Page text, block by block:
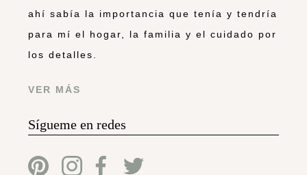
ahí sabía la importancia que tenía y tendría
para mí el hogar, la familia y el cuidado por
los detalles.
VER MÁS
Sígueme en redes